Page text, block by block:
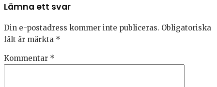
Lämna ett svar
Din e-postadress kommer inte publiceras. Obligatoriska
fält är märkta *
Kommentar *